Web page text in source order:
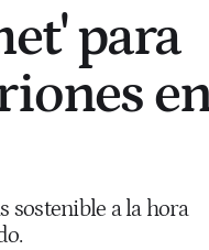
para
sostenible a la hora